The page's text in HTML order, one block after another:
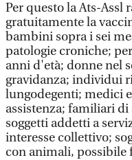
Per questo la Ats-Assl
gratuitamente la
bambini sopra i sei
patologie croniche;
anni d'età; donne nel
gravidanza; individui
lungodegenti; medici
assistenza; familiari
soggetti addetti a
interesse collettivo;
con animali, possibile